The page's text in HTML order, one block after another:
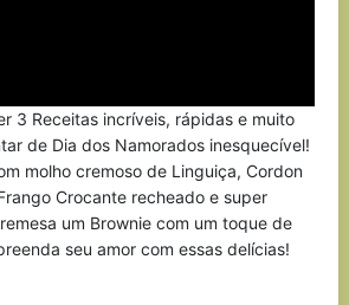
3 Receitas incríveis, rápidas e muito
de Dia dos Namorados inesquecível!
molho cremoso de Linguiça, Cordon
Crocante recheado e super
um Brownie com um toque de
seu amor com essas delícias!